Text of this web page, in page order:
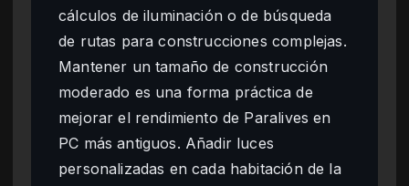
cálculos de iluminación o de búsqueda
de rutas para construcciones complejas.
Mantener un tamaño de construcción
moderado es una forma práctica de
mejorar el rendimiento de Paralives en
PC más antiguos. Añadir luces
personalizadas en cada habitación de la